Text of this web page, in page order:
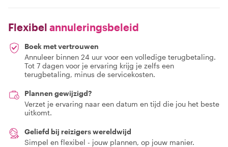
Flexibel annuleringsbeleid
Boek met vertrouwen
Annuleer binnen 24 uur voor een volledige terugbetaling.
Tot 7 dagen voor je ervaring krijg je zelfs een
terugbetaling, minus de servicekosten.
Plannen gewijzigd?
Verzet je ervaring naar een datum en tijd die jou het beste
uitkomt.
Geliefd bij reizigers wereldwijd
Simpel en flexibel - jouw plannen, op jouw manier.